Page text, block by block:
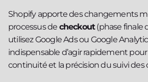
Shopify apporte des changements
processus de checkout(phase finale
utilisez Google Ads ou Google
indispensable d’agir rapidement pour
continuité et la précision du suivi des